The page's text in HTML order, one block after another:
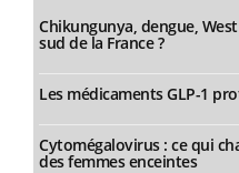
Chikungunya, dengue,
sud de la France ?
Les médicaments GLP-1
Cytomégalovirus : ce qui
des femmes enceintes